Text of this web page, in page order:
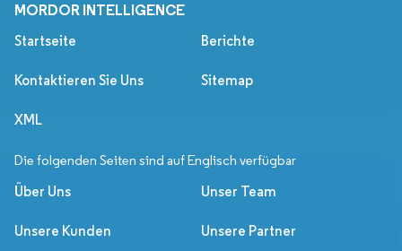
MORDOR INTELLIGENCE
Startseite Berichte
Kontaktieren Sie Uns Sitemap
XML
Die folgenden Seiten sind auf Englisch verfügbar
Über Uns Unser Team
Unsere Kunden Unsere Partner